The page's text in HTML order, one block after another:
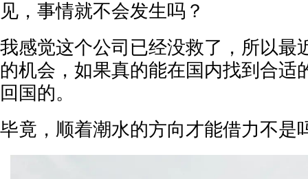
见，事情就不会发生吗？
我感觉这个公司已经没救了，所以最
的机会，如果真的能在国内找到合适
回国的。
毕竟，顺着潮水的方向才能借力不是